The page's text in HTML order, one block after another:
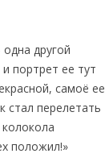
другой
портрет ее тут
самоё ее
стал перелетать
положил!»